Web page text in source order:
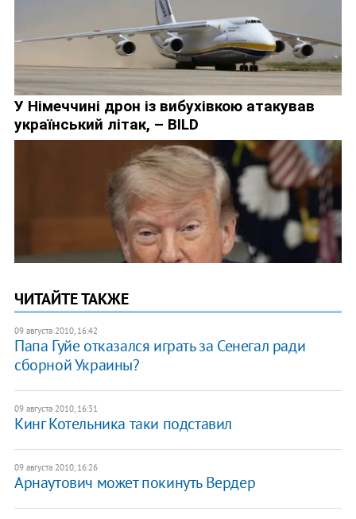
ЧИТАЙТЕ ТАКЖЕ
09 августа 2010, 16:42
Папа Гуйе отказался играть за Сенегал ради
сборной Украины?
09 августа 2010, 16:31
Кинг Котельника таки подставил
09 августа 2010, 16:26
Арнаутович может покинуть Вердер